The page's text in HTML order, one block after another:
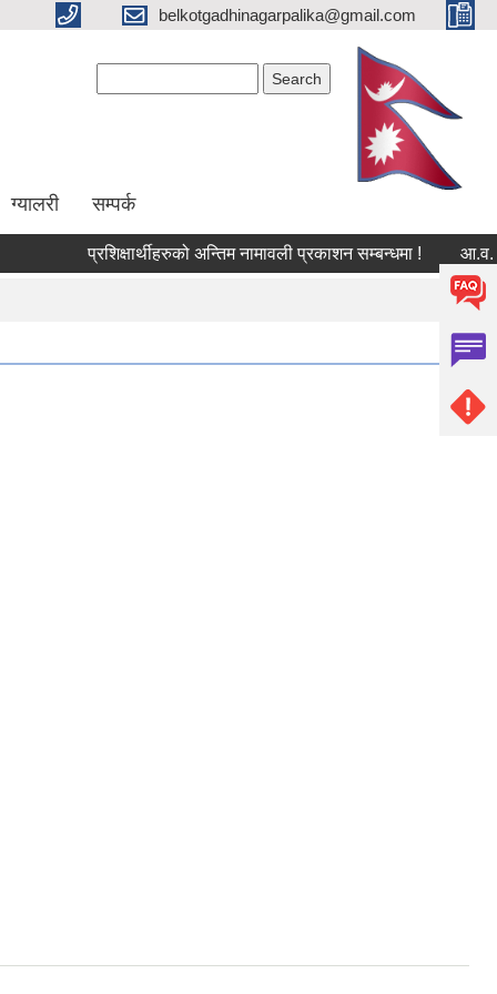
belkotgadhinagarpalika@gmail.com
ग्यालरी सम्पर्क
प्रशिक्षार्थीहरुको अन्तिम नामावली प्रकाशन सम्बन्धमा ! आ.व. २०८३/